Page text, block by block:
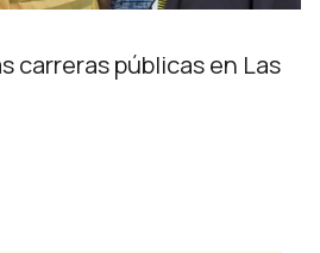
carreras públicas en Las